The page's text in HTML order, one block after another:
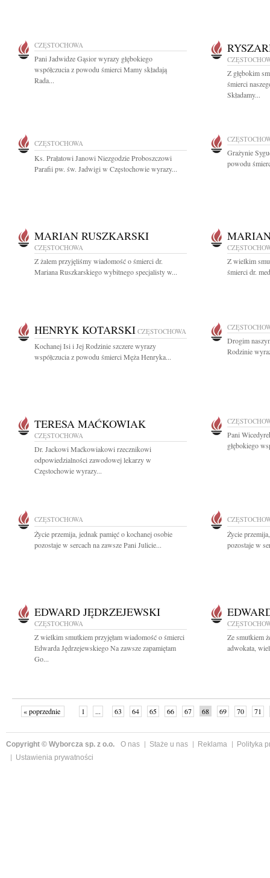
CZĘSTOCHOWA
Pani Jadwidze Gąsior wyrazy głębokiego
współczucia z powodu śmierci Mamy składają
Rada...
Z głębokim
śmierci
Składamy...
CZĘSTOCHOWA
Ks. Prałatowi Janowi Niezgodzie Proboszczowi
Parafii pw. św. Jadwigi w Częstochowie wyrazy...
Grażynie
powodu
MARIAN RUSZKARSKI
CZĘSTOCHOWA
Z żalem przyjęliśmy wiadomość o śmierci dr.
Mariana Ruszkarskiego wybitnego specjalisty w...
Z wielkim
śmierci dr.
HENRYK KOTARSKI CZĘSTOCHOWA
Kochanej Isi i Jej Rodzinie szczere wyrazy
współczucia z powodu śmierci Męża Henryka...
Drogim
Rodzinie
TERESA MAĆKOWIAK
CZĘSTOCHOWA
Dr. Jackowi Maćkowiakowi rzecznikowi
odpowiedzialności zawodowej lekarzy w
Częstochowie wyrazy...
Pani
głębokiego
CZĘSTOCHOWA
Życie przemija, jednak pamięć o kochanej osobie
pozostaje w sercach na zawsze Pani Julicie...
Życie
pozostaje w
EDWARD JĘDRZEJEWSKI
CZĘSTOCHOWA
Z wielkim smutkiem przyjęłam wiadomość o śmierci
Edwarda Jędrzejewskiego Na zawsze zapamiętam
Go...
Ze smutkiem
adwokata,
« poprzednie 1 ... 63 64 65 66 67 68 69 70
71
Copyright © Wyborcza sp. z o.o. O nas Staże u nas Reklama
Polityka
Ustawienia prywatności